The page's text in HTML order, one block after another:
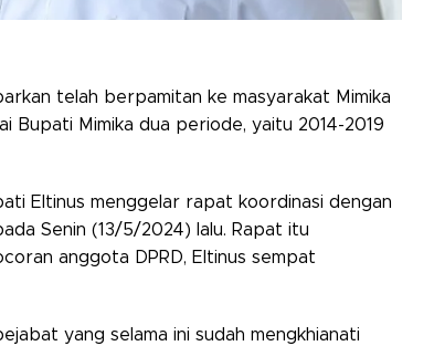
telah berpamitan ke masyarakat Mimika
Bupati Mimika dua periode, yaitu 2014-2019
Eltinus menggelar rapat koordinasi dengan
Senin (13/5/2024) lalu. Rapat itu
anggota DPRD, Eltinus sempat
yang selama ini sudah mengkhianati